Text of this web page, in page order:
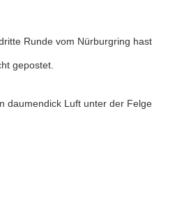
Runde vom Nürburgring hast
gepostet.
daumendick Luft unter der Felge